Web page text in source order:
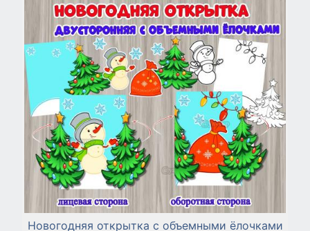
Новогодняя открытка с объемными ёлочками